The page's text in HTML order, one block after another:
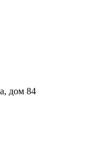
дом 84